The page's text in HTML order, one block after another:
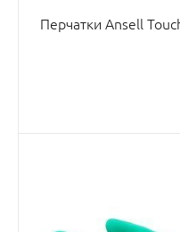
Перчатки Ansell